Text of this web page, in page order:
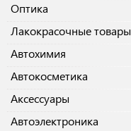
Оптика
Лакокрасочные товары
Автохимия
Автокосметика
Аксессуары
Автоэлектроника